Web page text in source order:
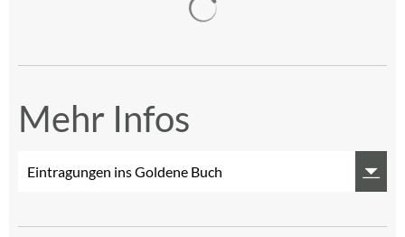
Mehr Infos
Eintragungen ins Goldene Buch